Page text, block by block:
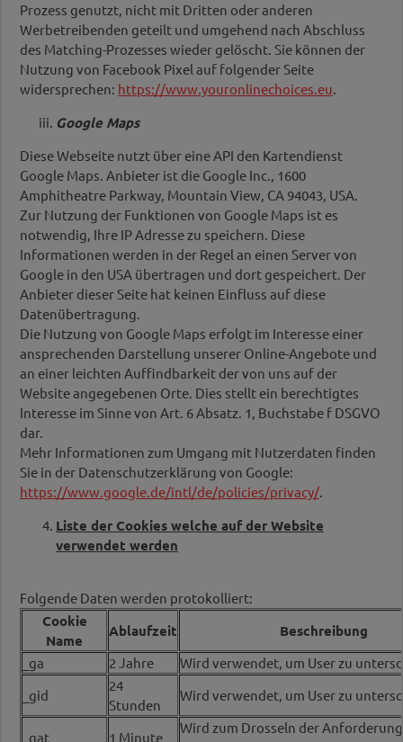
Prozess genutzt, nicht mit Dritten oder anderen
Werbetreibenden geteilt und umgehend nach Abschluss
des Matching-Prozesses wieder gelöscht. Sie können der
Nutzung von Facebook Pixel auf folgender Seite
widersprechen: https://www.youronlinechoices.eu.
Google Maps
Diese Webseite nutzt über eine API den Kartendienst
Google Maps. Anbieter ist die Google Inc., 1600
Amphitheatre Parkway, Mountain View, CA 94043, USA.
Zur Nutzung der Funktionen von Google Maps ist es
notwendig, Ihre IP Adresse zu speichern. Diese
Informationen werden in der Regel an einen Server von
Google in den USA übertragen und dort gespeichert. Der
Anbieter dieser Seite hat keinen Einfluss auf diese
Datenübertragung.
Die Nutzung von Google Maps erfolgt im Interesse einer
ansprechenden Darstellung unserer Online-Angebote und
an einer leichten Auffindbarkeit der von uns auf der
Website angegebenen Orte. Dies stellt ein berechtigtes
Interesse im Sinne von Art. 6 Absatz. 1, Buchstabe f DSGVO
dar.
Mehr Informationen zum Umgang mit Nutzerdaten finden
Sie in der Datenschutzerklärung von Google:
https://www.google.de/intl/de/policies/privacy/.
Liste der Cookies welche auf der Website
verwendet werden
Folgende Daten werden protokolliert:
Cookie
Name
Ablaufzeit Beschreibung
_ga 2 Jahre
Wird verwendet, um User zu
_gid
24
Stunden
Wird verwendet, um User zu
_gat 1 Minute
Wird zum Drosseln der